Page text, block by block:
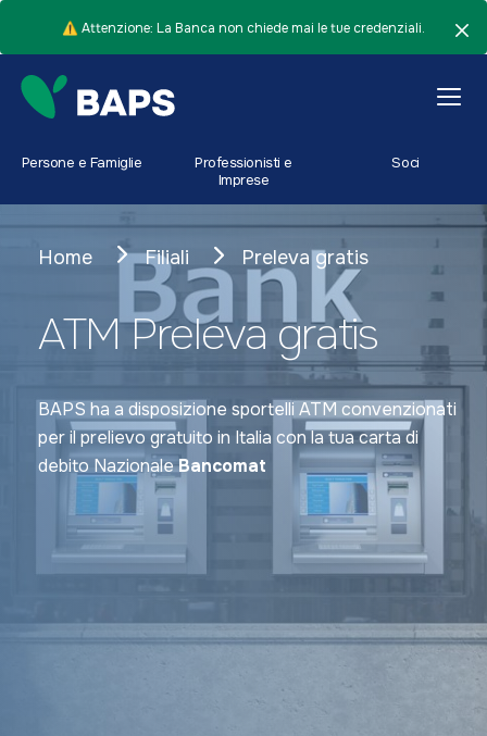
⚠️ Attenzione: La Banca non chiede mai le tue credenziali.
Persone e Famiglie
Professionisti e
Imprese
Soci
Home Filiali Preleva gratis
ATM Preleva gratis
BAPS ha a disposizione sportelli ATM convenzionati
per il prelievo gratuito in Italia con la tua carta di
debito NazionaleBancomat